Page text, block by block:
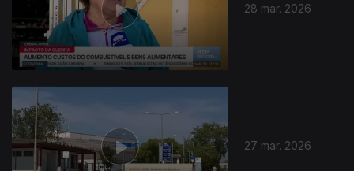
28 mar. 2026
27 mar. 2026